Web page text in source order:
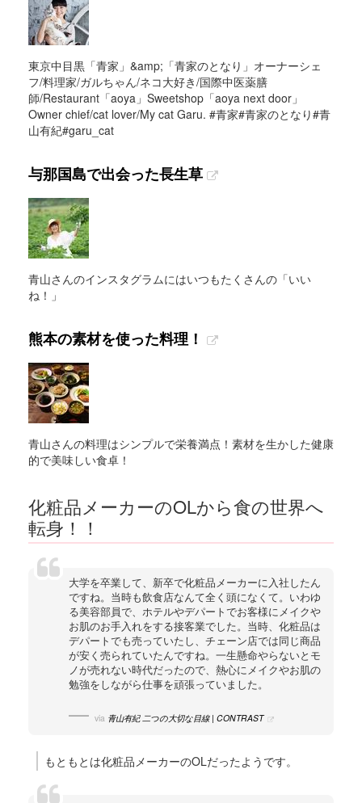
東京中目黒「青家」&amp;「青家のとなり」オーナーシェ
フ/料理家/ガルちゃん/ネコ大好き/国際中医薬膳
師/Restaurant「aoya」Sweetshop「aoya next door」
Owner chief/cat lover/My cat Garu. #青家#青家のとなり#青
山有紀#garu_cat
与那国島で出会った長生草
青山さんのインスタグラムにはいつもたくさんの「いい
ね！」
熊本の素材を使った料理！
青山さんの料理はシンプルで栄養満点！素材を生かした健康
的で美味しい食卓！
化粧品メーカーのOLから食の世界へ
転身！！
大学を卒業して、新卒で化粧品メーカーに入社したん
ですね。当時も飲食店なんて全く頭になくて。いわゆ
る美容部員で、ホテルやデパートでお客様にメイクや
お肌のお手入れをする接客業でした。当時、化粧品は
デパートでも売っていたし、チェーン店では同じ商品
が安く売られていたんですね。一生懸命やらないとモ
ノが売れない時代だったので、熱心にメイクやお肌の
勉強をしながら仕事を頑張っていました。
via 青山有紀 二つの大切な目線 | CONTRAST
もともとは化粧品メーカーのOLだったようです。